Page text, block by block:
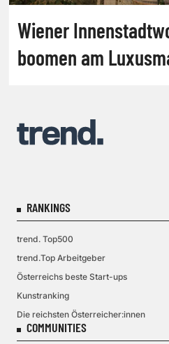
Wiener
boomen am
RANKINGS
trend. Top500
trend.Top Arbeitgeber
Österreichs beste Start-ups
Kunstranking
Die reichsten Österreicher:innen
COMMUNITIES